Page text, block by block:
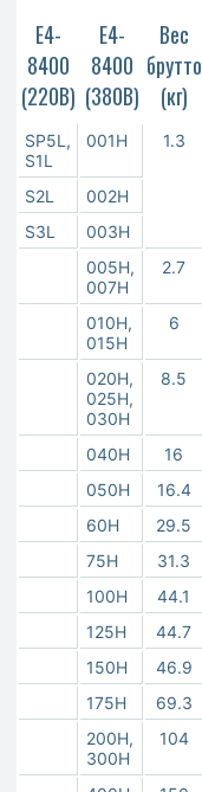
Е4-
8400
(220В)
Е4-
8400
(380В)
Вес
брутто
(кг)
SP5L,
S1L
001H 1.3
S2L 002H
S3L
003H
005H,
007H
2.7
010H,
015H
6
020H,
025H,
030H
8.5
040H 16
050H
16.4
60H
29.5
75H
31.3
100H
44.1
125H
44.7
150H
46.9
175H
69.3
200H,
300H
104